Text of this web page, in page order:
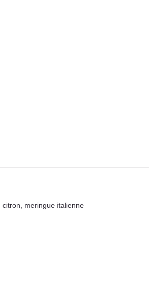
meringue italienne